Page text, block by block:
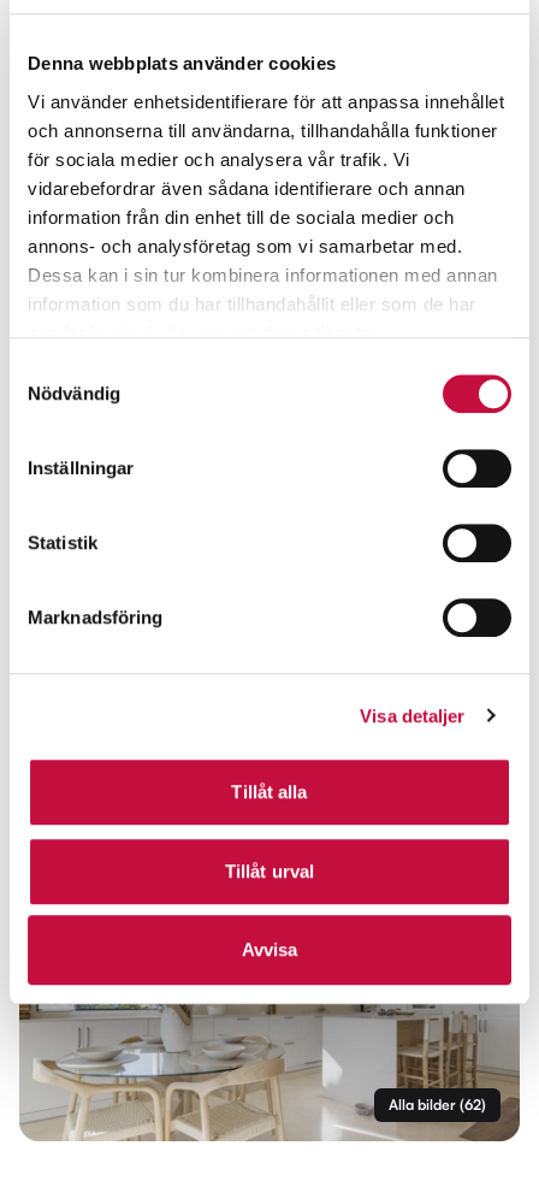
Denna webbplats använder cookies
Vi använder enhetsidentifierare för att anpassa innehållet
och annonserna till användarna, tillhandahålla funktioner
för sociala medier och analysera vår trafik. Vi
vidarebefordrar även sådana identifierare och annan
information från din enhet till de sociala medier och
annons- och analysföretag som vi samarbetar med.
Dessa kan i sin tur kombinera informationen med annan
information som du har tillhandahållit eller som de har
Nödvändig
Inställningar
Statistik
Marknadsföring
Visa detaljer
Tillåt alla
Tillåt urval
Avvisa
Alla bilder (62)